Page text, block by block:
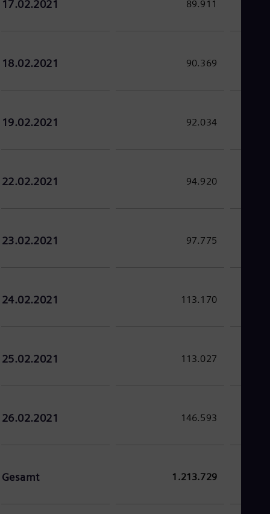
17.02.2021 89.911
18.02.2021 90.369
19.02.2021 92.034
22.02.2021 94.920
23.02.2021 97.775
24.02.2021 113.170
25.02.2021 113.027
26.02.2021 146.593
Gesamt 1.213.729